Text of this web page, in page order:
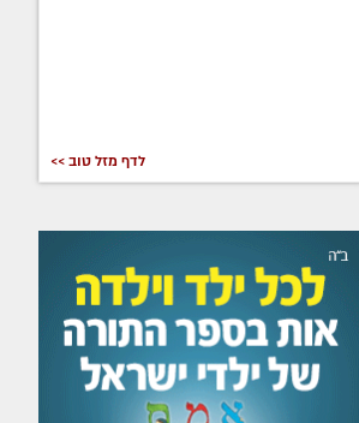
לדף מזל טוב >>